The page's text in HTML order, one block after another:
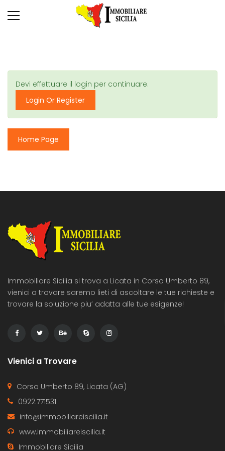
Devi effettuare il login per continuare.
Login Or Register
Home Page
Immobiliare Sicilia si trova a Licata in Corso Umberto 89,
vienici a trovare saremo lieti di ascoltare le tue richieste e
trovare la soluzione piu’ adatta alle tue esigenze!
Vienici a Trovare
Corso Umberto 89, Licata (AG)
0922.771531
info@immobiliareiscilia.it
www.immobiliareiscilia.it
Immobiliare Sicilia